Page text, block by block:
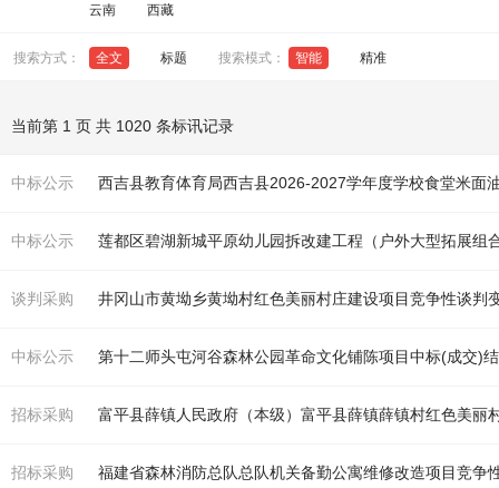
云南 西藏
搜索方式： 全文 标题 搜索模式： 智能 精准
当前第 1 页 共 1020 条标讯记录
中标公示 西吉县教育体育局西吉县2026-2027学年度学校食堂米面
中标公示 莲都区碧湖新城平原幼儿园拆改建工程（户外大型拓展组
谈判采购 井冈山市黄坳乡黄坳村红色美丽村庄建设项目竞争性谈判
中标公示 第十二师头屯河谷森林公园革命文化铺陈项目中标(成交)
招标采购 富平县薛镇人民政府（本级）富平县薛镇薛镇村红色美丽
招标采购 福建省森林消防总队总队机关备勤公寓维修改造项目竞争